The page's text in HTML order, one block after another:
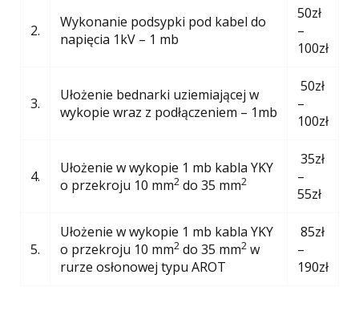
2.
Wykonanie podsypki pod kabel do
napięcia 1kV – 1 mb
50zł
–
100zł
3.
Ułożenie bednarki uziemiającej w
wykopie wraz z podłączeniem – 1mb
50zł
–
100zł
4.
Ułożenie w wykopie 1 mb kabla YKY
o przekroju 10 mm2 do 35 mm2
35zł
–
55zł
5.
Ułożenie w wykopie 1 mb kabla YKY
o przekroju 10 mm2 do 35 mm2 w
rurze osłonowej typu AROT
85zł
–
190zł